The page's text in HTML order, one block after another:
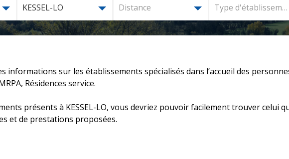
flamand (arrondissement de Louvain, plus Overijse)
KESSEL-LO Distance Type
informations sur les établissements spécialisés dans l’accueil des
Résidences service.
présents à KESSEL-LO, vous devriez pouvoir facilement trouver celui
et de prestations proposées.